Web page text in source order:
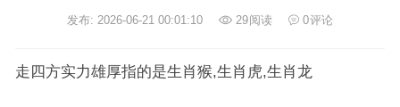
发布: 2026-06-21 00:01:10 29阅读 0评论
走四方实力雄厚指的是生肖猴,生肖虎,生肖龙